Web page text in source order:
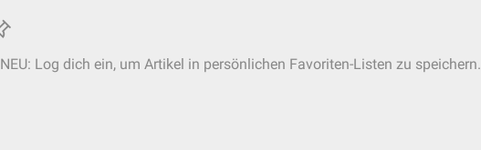
NEU: Log dich ein, um Artikel in persönlichen Favoriten-Listen zu speichern.